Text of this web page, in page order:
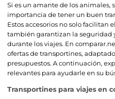
Si es un amante de los
importancia de tener un buen
Estos accesorios no solo facilitan
también garantizan la seguridad
durante los viajes. En
ofertas de transportines,
presupuestos. A continuación,
relevantes para ayudarle en su
Transportines para viajes en